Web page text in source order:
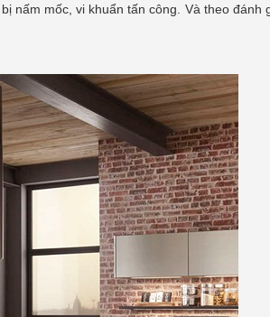
nấm mốc, vi khuẩn tấn công. Và theo đánh